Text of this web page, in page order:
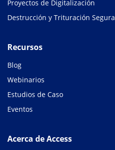
Proyectos de Digitalización
Destrucción y Trituración Segura
Recursos
Blog
Webinarios
Estudios de Caso
Eventos
Acerca de Access